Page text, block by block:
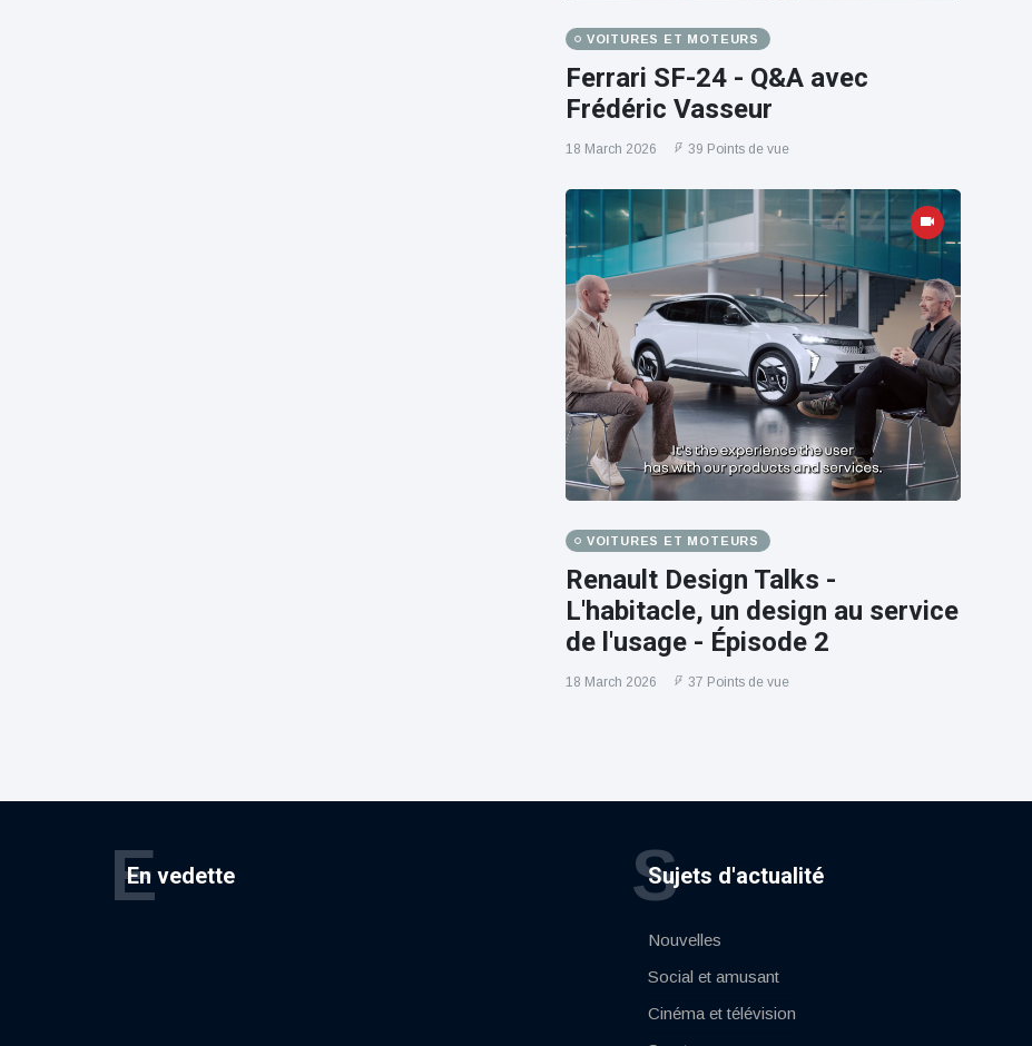
VOITURES ET MOTEURS
Ferrari SF-24 - Q&A avec
Frédéric Vasseur
18 March 2026 39 Points de vue
VOITURES ET MOTEURS
Renault Design Talks -
L'habitacle, un design au service
de l'usage - Épisode 2
18 March 2026 37 Points de vue
En vedette
E Sujets d'actualité
S
Nouvelles
Social et amusant
Cinéma et télévision